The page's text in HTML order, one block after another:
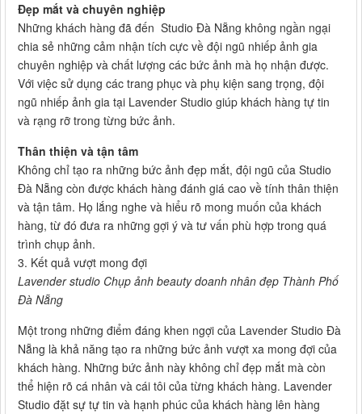
Đẹp mắt và chuyên nghiệp
Những khách hàng đã đến Studio Đà Nẵng không ngần ngại
chia sẻ những cảm nhận tích cực về đội ngũ nhiếp ảnh gia
chuyên nghiệp và chất lượng các bức ảnh mà họ nhận được.
Với việc sử dụng các trang phục và phụ kiện sang trọng, đội
ngũ nhiếp ảnh gia tại Lavender Studio giúp khách hàng tự tin
và rạng rỡ trong từng bức ảnh.
Thân thiện và tận tâm
Không chỉ tạo ra những bức ảnh đẹp mắt, đội ngũ của Studio
Đà Nẵng còn được khách hàng đánh giá cao về tính thân thiện
và tận tâm. Họ lắng nghe và hiểu rõ mong muốn của khách
hàng, từ đó đưa ra những gợi ý và tư vấn phù hợp trong quá
trình chụp ảnh.
3. Kết quả vượt mong đợi
Lavender studio Chụp ảnh beauty doanh nhân đẹp Thành Phố
Đà Nẵng
Một trong những điểm đáng khen ngợi của Lavender Studio Đà
Nẵng là khả năng tạo ra những bức ảnh vượt xa mong đợi của
khách hàng. Những bức ảnh này không chỉ đẹp mắt mà còn
thể hiện rõ cá nhân và cái tôi của từng khách hàng. Lavender
Studio đặt sự tự tin và hạnh phúc của khách hàng lên hàng